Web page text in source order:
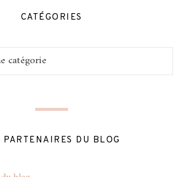
CATÉGORIES
PARTENAIRES DU BLOG